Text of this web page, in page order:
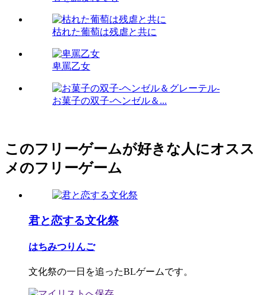
枯れた葡萄は残虐と共に
卑罵乙女
お菓子の双子-ヘンゼル＆...
このフリーゲームが好きな人にオスス
メのフリーゲーム
君と恋する文化祭
はちみつりんご
文化祭の一日を追ったBLゲームです。